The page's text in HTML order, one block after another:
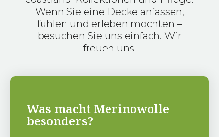
Wenn Sie eine Decke anfassen,
fühlen und erleben möchten –
besuchen Sie uns einfach. Wir
freuen uns.
Was macht Merinowolle
besonders?